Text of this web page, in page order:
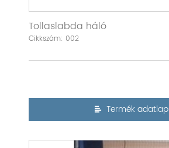
Tollaslabda háló
Cikkszám: 002
Termék adatlap